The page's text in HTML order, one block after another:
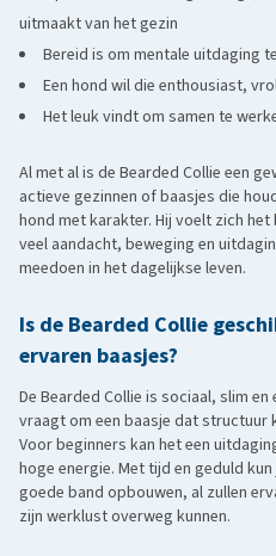
uitmaakt van het gezin
Bereid is om mentale uitdaging
Een hond wil die enthousiast,
Het leuk vindt om samen te
Al met al is de Bearded Collie een
actieve gezinnen of baasjes die
hond met karakter. Hij voelt zich
veel aandacht, beweging en
meedoen in het dagelijkse leven.
Is de Bearded Collie
ervaren baasjes?
De Bearded Collie is sociaal, slim
vraagt om een baasje dat structuur
Voor beginners kan het een
hoge energie. Met tijd en geduld
goede band opbouwen, al zullen
zijn werklust overweg kunnen.